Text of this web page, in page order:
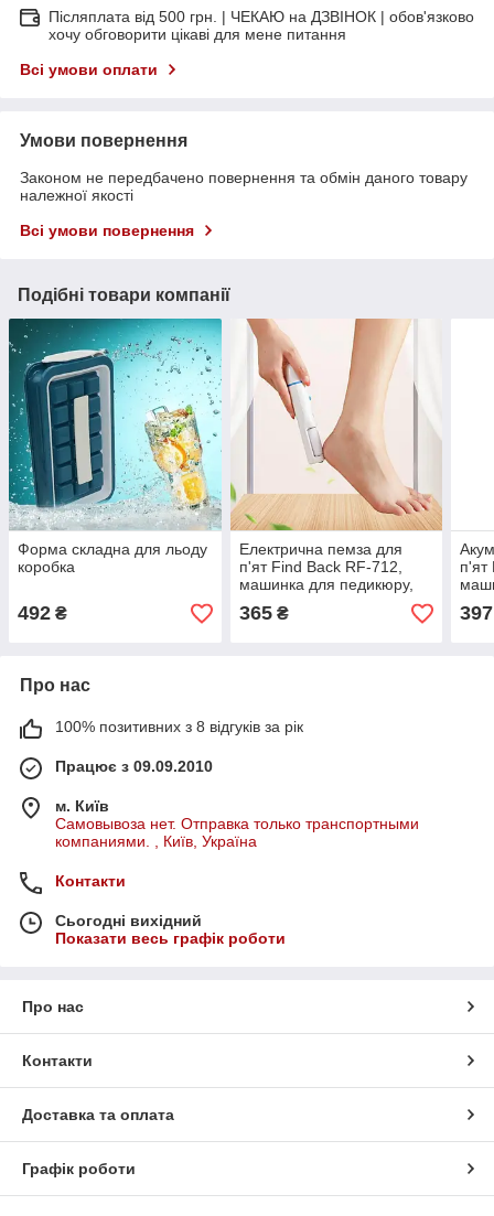
Післяплата від 500 грн. | ЧЕКАЮ на ДЗВІНОК | обов'язково
хочу обговорити цікаві для мене питання
Всі умови оплати
Умови повернення
Законом не передбачено повернення та обмін даного товару
належної якості
Всі умови повернення
Подібні товари компанії
Форма складна для льоду
коробка
492 ₴
Електрична пемза для
п'ят Find Back RF-712,
машинка для педикюру,
пилки для ніг
365₴
п'ят
397
Про нас
100% позитивних з 8 відгуків за рік
Працює з 09.09.2010
м. Київ
Самовывоза нет. Отправка только транспортными
компаниями. , Київ, Україна
Контакти
Сьогодні вихідний
Показати весь графік роботи
Про нас
Контакти
Доставка та оплата
Графік роботи